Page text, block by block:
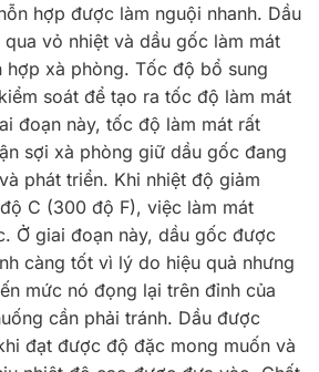
hợp được làm nguội nhanh. Dầu
vỏ nhiệt và dầu gốc làm mát
hợp xà phòng. Tốc độ bổ sung
soát để tạo ra tốc độ làm mát
đoạn này, tốc độ làm mát rất
sợi xà phòng giữ dầu gốc đang
phát triển. Khi nhiệt độ giảm
C (300 độ F), việc làm mát
Ở giai đoạn này, dầu gốc được
càng tốt vì lý do hiệu quả nhưng
mức nó đọng lại trên đỉnh của
cần phải tránh. Dầu được
đạt được độ đặc mong muốn và